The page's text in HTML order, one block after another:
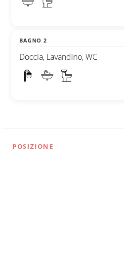
BAGNO 2
Doccia, Lavandino, WC
POSIZIONE